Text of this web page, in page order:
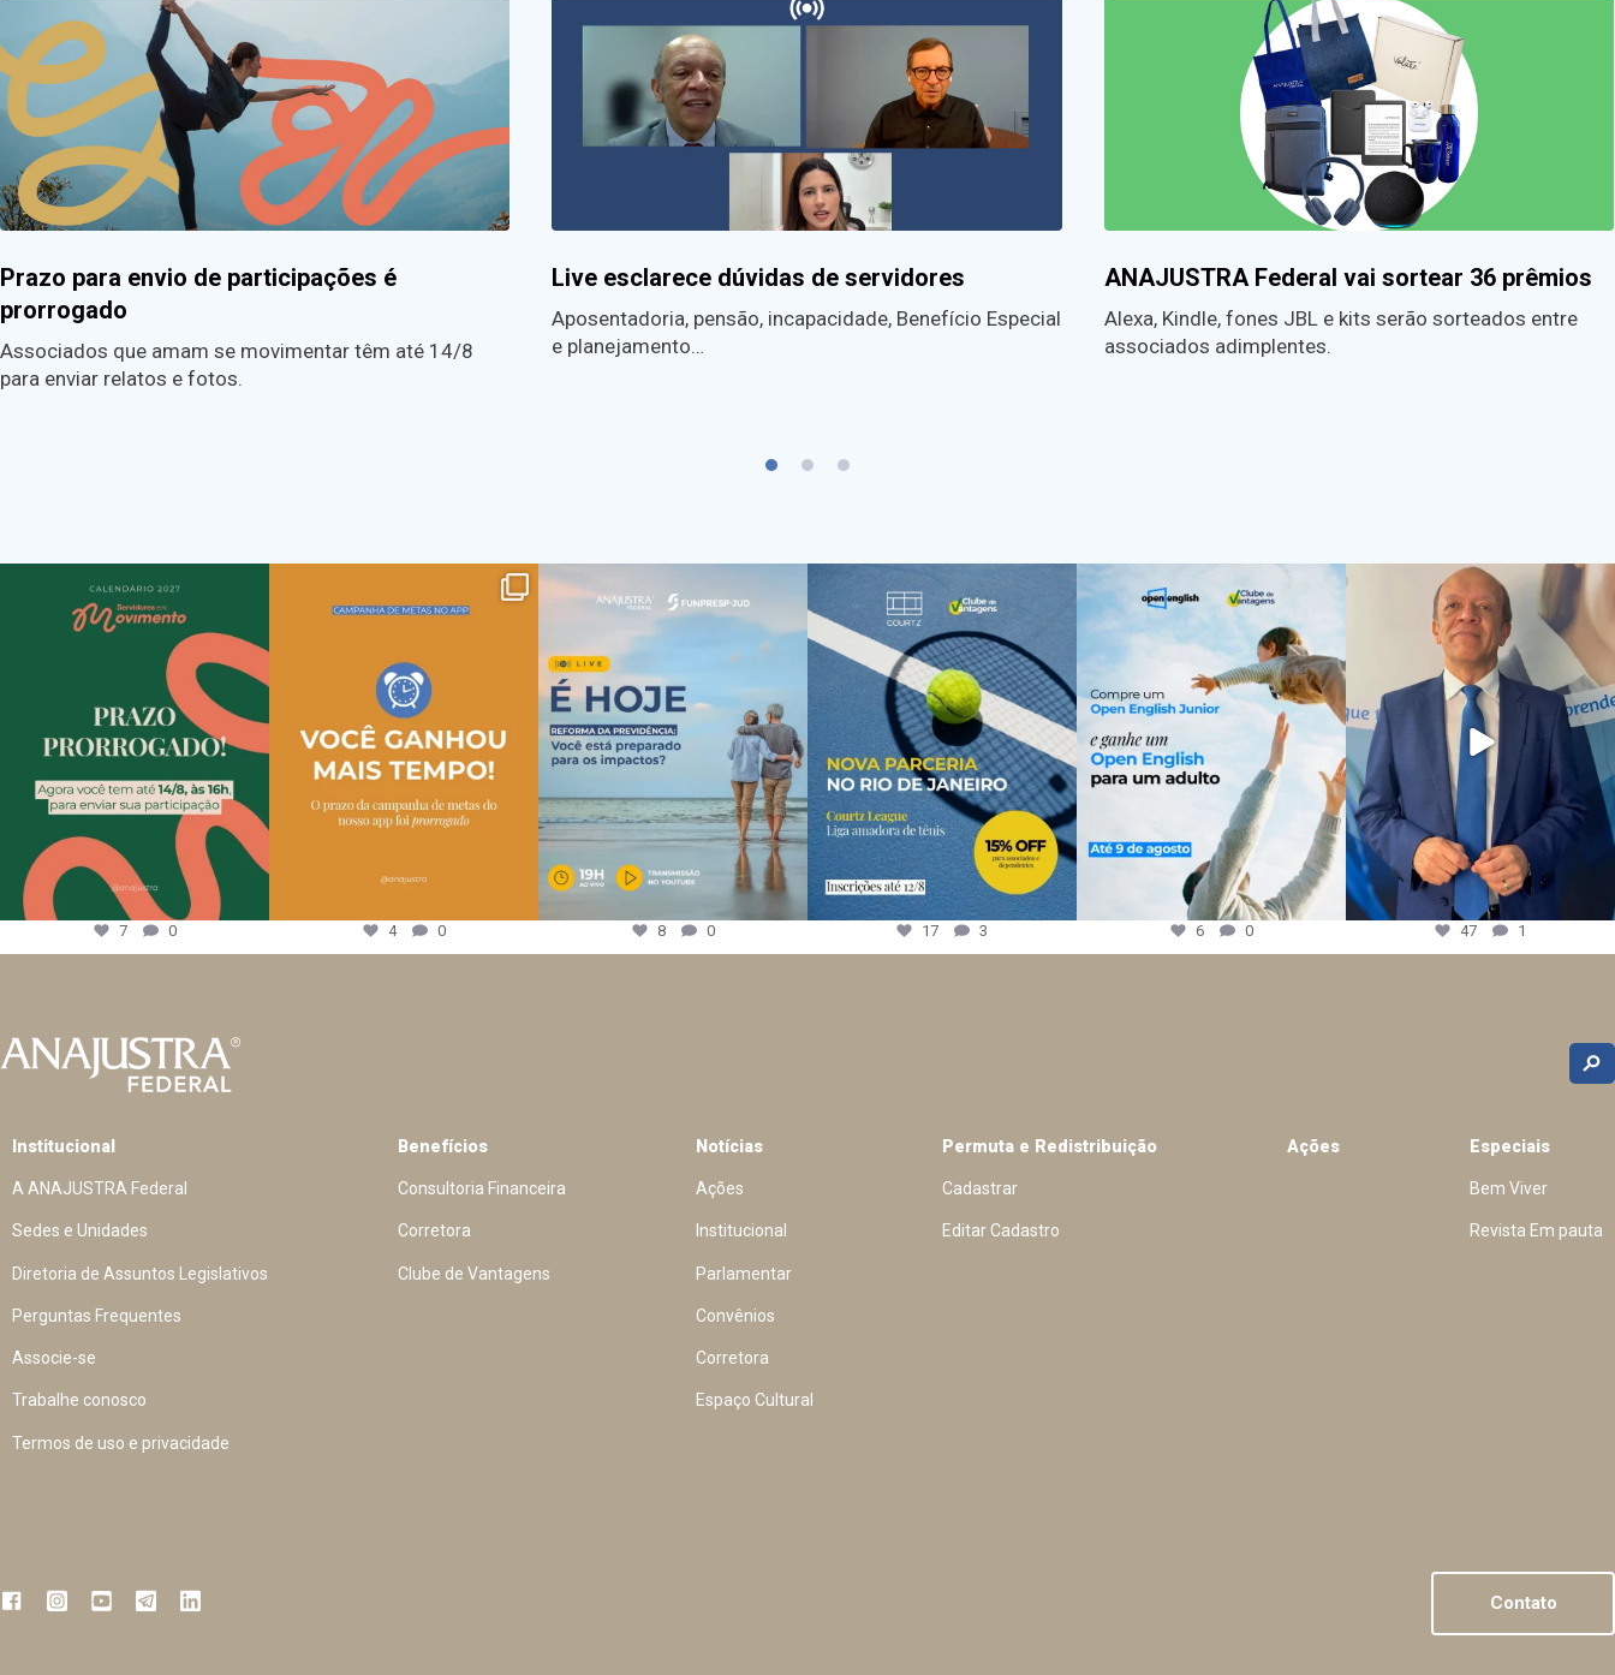
Prazo para envio de participações é
prorrogado
Associados que amam se movimentar têm até 14/8
para enviar relatos e fotos.
Live esclarece dúvidas de servidores
Aposentadoria, pensão, incapacidade, Benefício Especial
e planejamento…
ANAJUSTRA Federal vai sortear 36 prêmios
Alexa, Kindle, fones JBL e kits serão sorteados entre
associados adimplentes.
7 0 4 0 8 0 17 3 6 0 47 1
Institucional
A ANAJUSTRA Federal
Sedes e Unidades
Diretoria de Assuntos Legislativos
Perguntas Frequentes
Associe-se
Trabalhe conosco
Termos de uso e privacidade
Benefícios
Consultoria Financeira
Corretora
Clube de Vantagens
Notícias
Ações
Institucional
Parlamentar
Convênios
Corretora
Espaço Cultural
Permuta e Redistribuição
Cadastrar
Editar Cadastro
Ações Especiais
Bem Viver
Revista Em pauta
Contato